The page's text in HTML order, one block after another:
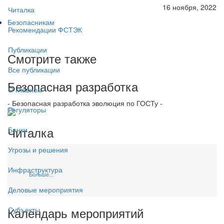
Читалка
Рекомендации ФСТЭК
Публикации
Все публикации
О главном
Регуляторы
Банки
Угрозы и решения
Инфраструктура
Деловые мероприятия
Субъекты
16 ноября, 2022
Безопасникам
Смотрите также
Безопасная разработка
- Безопасная разработка эволюция по ГОСТу -
Читалка
Больше...
Календарь мероприятий